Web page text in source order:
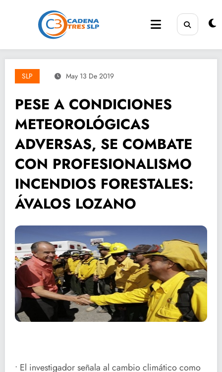
SLP May 13 De 2019
PESE A CONDICIONES
METEOROLÓGICAS
ADVERSAS, SE COMBATE
CON PROFESIONALISMO
INCENDIOS FORESTALES:
ÁVALOS LOZANO
• El investigador señala al cambio climático como